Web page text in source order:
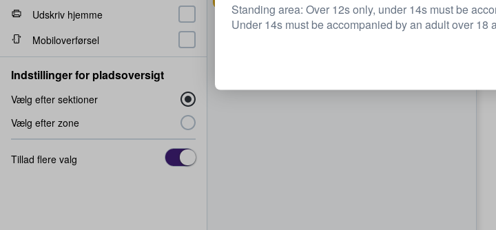
Udskriv hjemme
Mobiloverførsel
Indstillinger for pladsoversigt
Vælg efter sektioner
Vælg efter zone
Tillad flere valg
Standing area: Over 12s only, under 14s must be
Under 14s must be accompanied by an adult over 18